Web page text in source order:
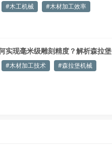
#木工机械 #木材加工效率
实现毫米级雕刻精度？解析森拉堡
#木材加工技术 #森拉堡机械